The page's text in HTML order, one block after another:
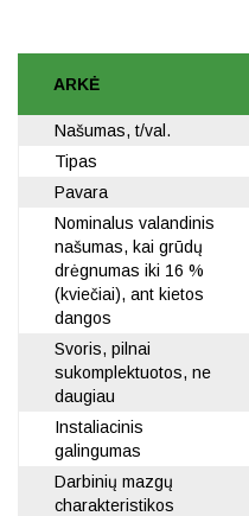
ARKĖ
Našumas, t/val.
Tipas
Pavara
Nominalus valandinis
našumas, kai grūdų
drėgnumas iki 16 %
(kviečiai), ant kietos
dangos
Svoris, pilnai
sukomplektuotos, ne
daugiau
Instaliacinis
galingumas
Darbinių mazgų
charakteristikos